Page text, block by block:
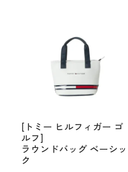
[トミー ヒルフィガー ゴ
ルフ]
ラウンドバッグ ベーシッ
ク